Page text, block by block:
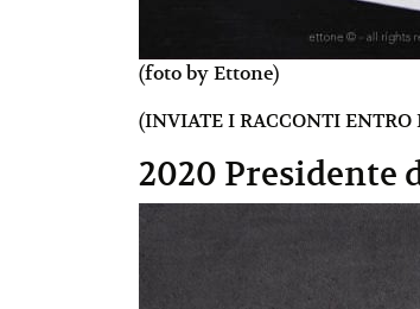
(foto by Ettone)
(INVIATE I RACCONTI ENTRO
2020 Presidente